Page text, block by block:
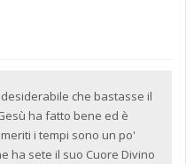
desiderabile che bastasse il
ha fatto bene ed è
i tempi sono un po'
ha sete il suo Cuore Divino